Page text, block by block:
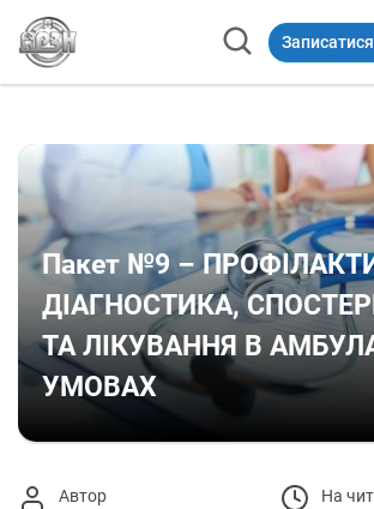
Пакет №9 –
ДІАГНОСТИКА,
ТА ЛІКУВАННЯ В
УМОВАХ
Автор
На